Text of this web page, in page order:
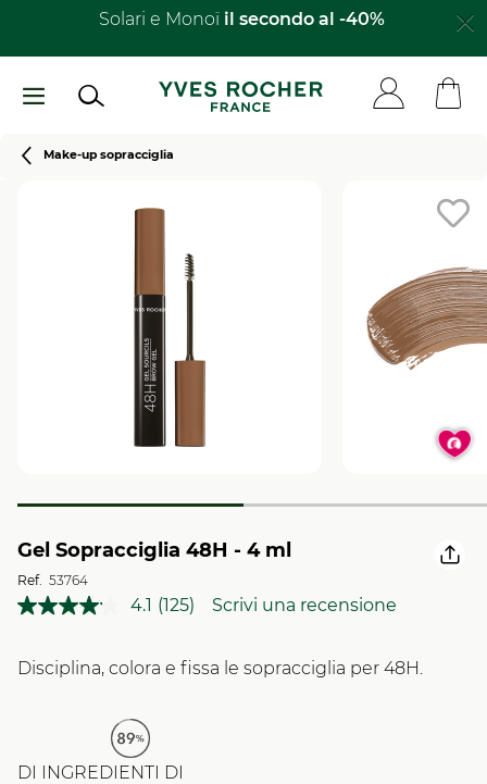
principale
Solari e Monoï il secondo al -40%​
Breadcrumb
Make-up sopracciglia
Gel Sopracciglia 48H - 4 ml
Ref. 53764
4.1 Leggi
Stesso
(125) Scrivi una recensione
Disciplina, colora e fissa le sopracciglia per 48H.
DI INGREDIENTI DI